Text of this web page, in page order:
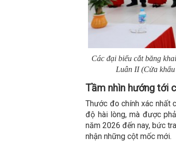
Các đại biểu cắt băng
Luân II (Cửa
Tầm nhìn hướng tới
Thước đo chính xác nhất
độ hài lòng, mà được
năm 2026 đến nay, bức
nhận những cột mốc mới.